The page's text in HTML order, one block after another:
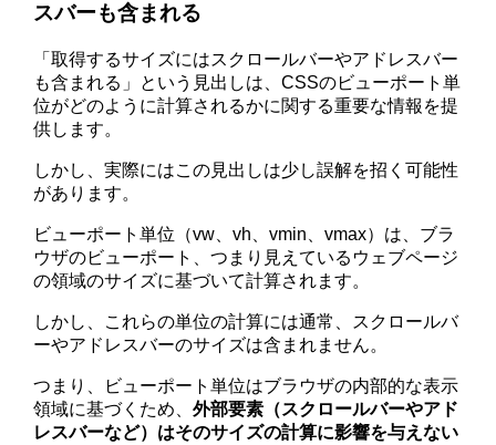
スバーも含まれる
「取得するサイズにはスクロールバーやアドレスバー
も含まれる」という見出しは、CSSのビューポート単
位がどのように計算されるかに関する重要な情報を提
供します。
しかし、実際にはこの見出しは少し誤解を招く可能性
があります。
ビューポート単位（vw、vh、vmin、vmax）は、ブラ
ウザのビューポート、つまり見えているウェブページ
の領域のサイズに基づいて計算されます。
しかし、これらの単位の計算には通常、スクロールバ
ーやアドレスバーのサイズは含まれません。
つまり、ビューポート単位はブラウザの内部的な表示
領域に基づくため、外部要素（スクロールバーやアド
レスバーなど）はそのサイズの計算に影響を与えない